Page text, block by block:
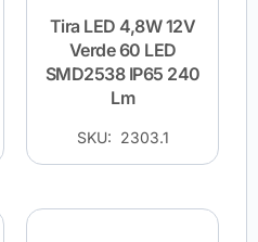
Tira LED 4,8W 12V
Verde 60 LED
SMD2538 IP65 240
Lm
SKU: 2303.1